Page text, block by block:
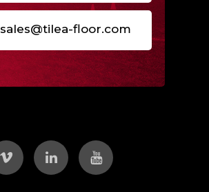
sales@tilea-floor.com